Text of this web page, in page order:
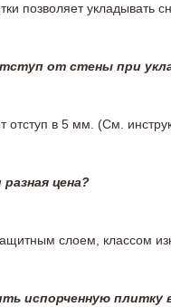
позволяет
от стены при
отступ в 5 мм. (См.
цена?
слоем, классом
испорченную плитку